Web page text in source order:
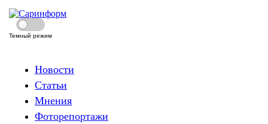
Темный режим
Новости
Статьи
Мнения
Фоторепортажи